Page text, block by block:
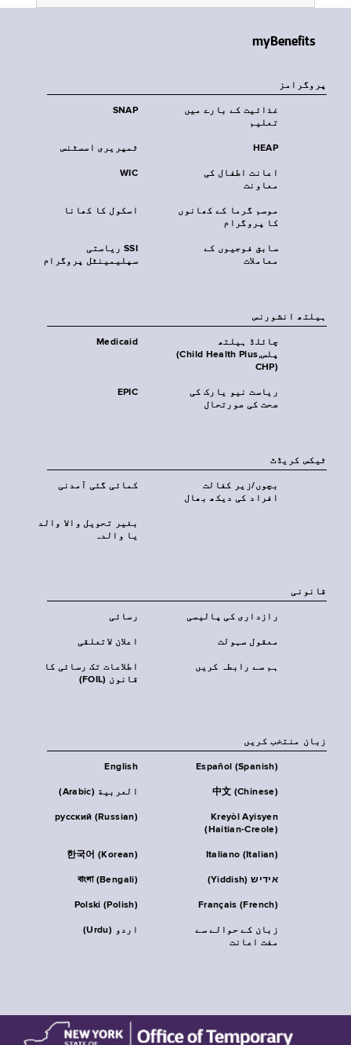
myBenefits
پروگرامز
SNAP
غذائیت کے بارے میں
تعلیم
ٹمپریری اسسٹنس HEAP
WIC
اعانت اطفال کی
معاونت
اسکول کا کھانا
موسم گرما کے کھانوں
کا پروگرام
SSI ریاستی
سپلیمینٹل پروگرام
سابق فوجیوں کے
معاملات
‏ہیلتھ انشورنس
Medicaid
چائلڈ ہیلتھ
پلس‎(Child Health Plus,
CHP)‎
EPIC
ریاست نیو یارک کی
صحت کی صورتحال
ٹیکس کریڈٹ
کمائی گئی آمدنی
بچوں/زیر کفالت
افراد کی دیکھ بھال
بغیر تحویل والا والد
یا والدہ
قانونی
رسائی رازداری کی پالیسی
اعلان لاتعلقی معقول سہولت
اطلاعات تک رسائی کا
قانون (FOIL)
ہم سے رابطہ کریں
زبان منتخب کریں
English Español (Spanish)
العربية (Arabic) 中文 (Chinese)
русский (Russian)
Kreyòl Ayisyen
(Haitian-Creole)
한국어 (Korean) Italiano (Italian)
বাংলা (Bengali) אידיש (Yiddish)
Polski (Polish) Français (French)
اردو (Urdu)
زبان کے حوالے سے
مفت اعانت